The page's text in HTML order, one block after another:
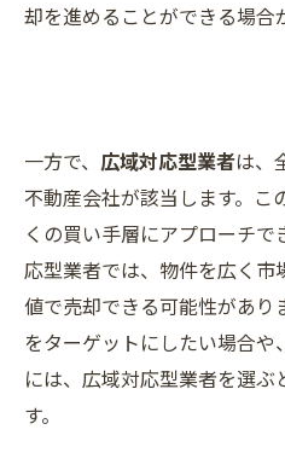
却を進めることができる場合
一方で、 広域対応型業者は、
不動産会社が該当します。こ
くの買い手層にアプローチ
応型業者では、物件を広く
値で売却できる可能性があり
をターゲットにしたい場合
には、広域対応型業者を選
す。